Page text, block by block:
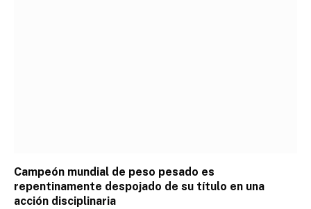
Campeón mundial de peso pesado es
repentinamente despojado de su título en una
acción disciplinaria